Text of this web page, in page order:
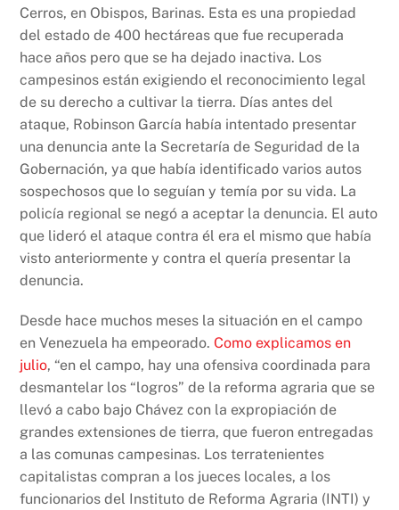
Cerros, en Obispos, Barinas. Esta es una propiedad
del estado de 400 hectáreas que fue recuperada
hace años pero que se ha dejado inactiva. Los
campesinos están exigiendo el reconocimiento legal
de su derecho a cultivar la tierra. Días antes del
ataque, Robinson García había intentado presentar
una denuncia ante la Secretaría de Seguridad de la
Gobernación, ya que había identificado varios autos
sospechosos que lo seguían y temía por su vida. La
policía regional se negó a aceptar la denuncia. El auto
que lideró el ataque contra él era el mismo que había
visto anteriormente y contra el quería presentar la
denuncia.
Desde hace muchos meses la situación en el campo
en Venezuela ha empeorado.Como explicamos en
julio, “en el campo, hay una ofensiva coordinada para
desmantelar los “logros” de la reforma agraria que se
llevó a cabo bajo Chávez con la expropiación de
grandes extensiones de tierra, que fueron entregadas
a las comunas campesinas. Los terratenientes
capitalistas compran a los jueces locales, a los
funcionarios del Instituto de Reforma Agraria (INTI) y